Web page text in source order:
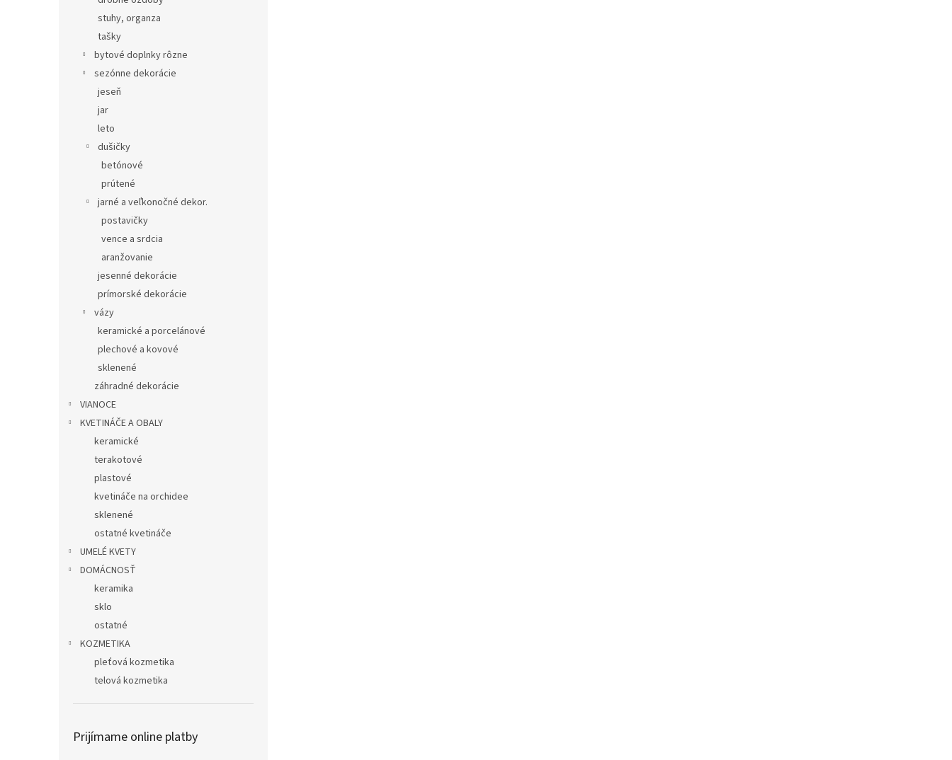
stuhy, organza
tašky
bytové doplnky rôzne
sezónne dekorácie
jeseň
jar
leto
dušičky
betónové
prútené
jarné a veľkonočné dekor.
postavičky
vence a srdcia
aranžovanie
jesenné dekorácie
prímorské dekorácie
vázy
keramické a porcelánové
plechové a kovové
sklenené
záhradné dekorácie
VIANOCE
KVETINÁČE A OBALY
keramické
terakotové
plastové
kvetináče na orchidee
sklenené
ostatné kvetináče
UMELÉ KVETY
DOMÁCNOSŤ
keramika
sklo
ostatné
KOZMETIKA
pleťová kozmetika
telová kozmetika
Prijímame online platby